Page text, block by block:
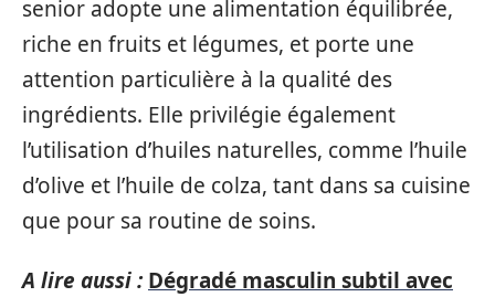
senior adopte une alimentation équilibrée,
riche en fruits et légumes, et porte une
attention particulière à la qualité des
ingrédients. Elle privilégie également
l’utilisation d’huiles naturelles, comme l’huile
d’olive et l’huile de colza, tant dans sa cuisine
que pour sa routine de soins.
A lire aussi : Dégradé masculin subtil avec